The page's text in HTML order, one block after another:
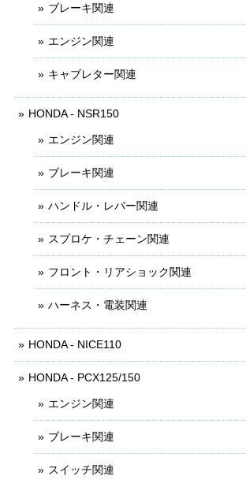
ブレーキ関連
エンジン関連
キャブレター関連
HONDA - NSR150
エンジン関連
ブレーキ関連
ハンドル・レバー関連
スプロケ・チェーン関連
フロント・リアショック関連
ハーネス・電装関連
HONDA - NICE110
HONDA - PCX125/150
エンジン関連
ブレーキ関連
スイッチ関連